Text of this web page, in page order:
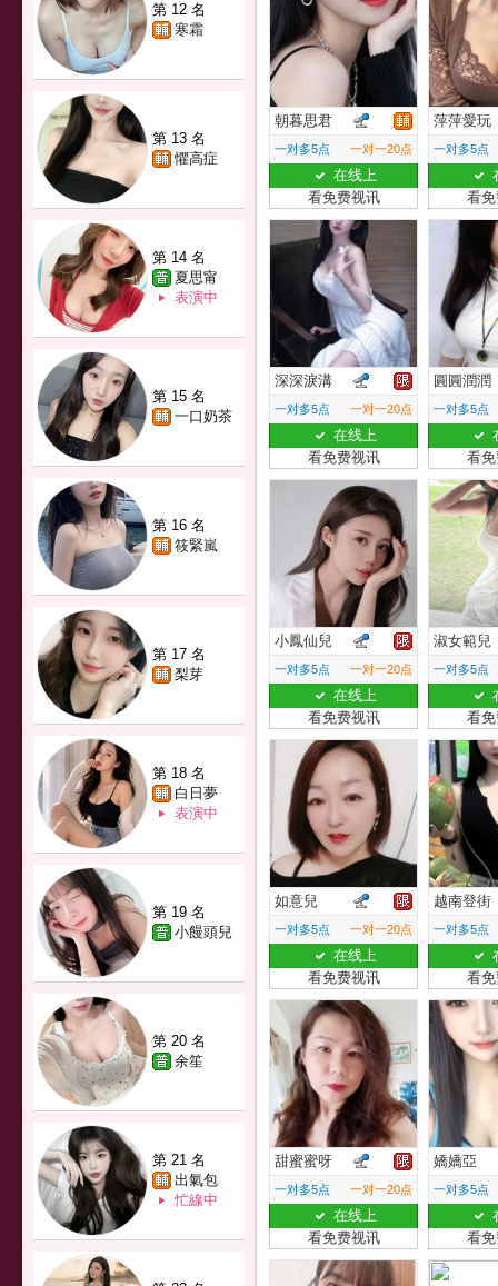
第 12 名
寒霜
第 13 名
懼高症
第 14 名
夏思甯
表演中
第 15 名
一口奶茶
第 16 名
筱緊嵐
第 17 名
梨芽
第 18 名
白日夢
表演中
第 19 名
小饅頭兒
第 20 名
余笙
第 21 名
出氣包
忙線中
朝暮思君
一对多5点 一对一20点
在线上
看免费视讯
萍萍愛玩
一对多5点
看
深深淚溝
一对多5点 一对一20点
在线上
看免费视讯
圓圓潤潤
一对多5点
看
小鳳仙兒
一对多5点 一对一20点
在线上
看免费视讯
淑女範兒
一对多5点
看
如意兒
一对多5点 一对一20点
在线上
看免费视讯
越南登街
一对多5点
看
甜蜜蜜呀
一对多5点 一对一20点
在线上
看免费视讯
嬌嬌亞
一对多5点
看